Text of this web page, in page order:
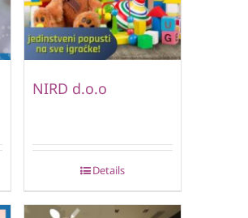
NIRD d.o.o
Details